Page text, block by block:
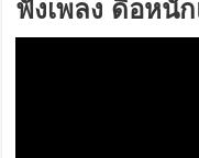
ฟังเพลง ดื้อหนั